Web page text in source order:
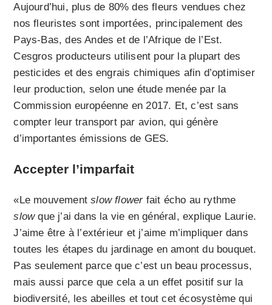
Aujourd’hui, plus de 80% des fleurs vendues chez
nos fleuristes sont importées, principalement des
Pays-Bas, des Andes et de l’Afrique de l’Est.
Cesgros producteurs utilisent pour la plupart des
pesticides et des engrais chimiques afin d’optimiser
leur production, selon une étude menée par la
Commission européenne en 2017. Et, c’est sans
compter leur transport par avion, qui génère
d’importantes émissions de GES.
Accepter l’imparfait
«Le mouvementslow flowerfait écho au rythme
slowque j’ai dans la vie en général, explique Laurie.
J’aime être à l’extérieur et j’aime m’impliquer dans
toutes les étapes du jardinage en amont du bouquet.
Pas seulement parce que c’est un beau processus,
mais aussi parce que cela a un effet positif sur la
biodiversité, les abeilles et tout cet écosystème qui